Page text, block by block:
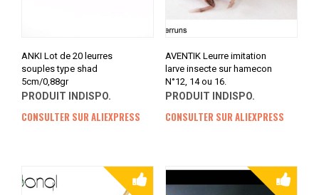
ANKI Lot de 20 leurres
souples type shad
5cm/0,88gr
PRODUIT INDISPO.
CONSULTER SUR ALIEXPRESS
AVENTIK Leurre imitation
larve insecte sur hamecon
N°12, 14 ou 16.
PRODUIT INDISPO.
CONSULTER SUR ALIEXPRESS